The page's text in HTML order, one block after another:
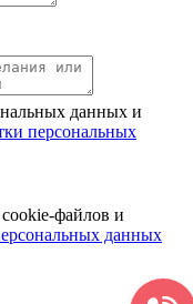
данных и
персональных
файлов и
данных